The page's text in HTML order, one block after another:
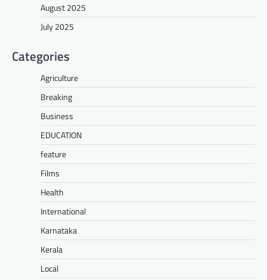
August 2025
July 2025
Categories
Agriculture
Breaking
Business
EDUCATION
feature
Films
Health
International
Karnataka
Kerala
Local